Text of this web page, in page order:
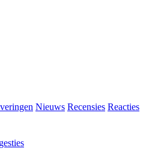
Nieuws Recensies Reacties